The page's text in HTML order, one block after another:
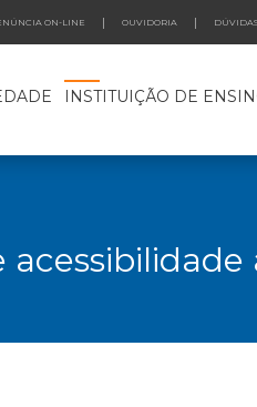
ON-LINE OUVIDORIA
INSTITUIÇÃO DE